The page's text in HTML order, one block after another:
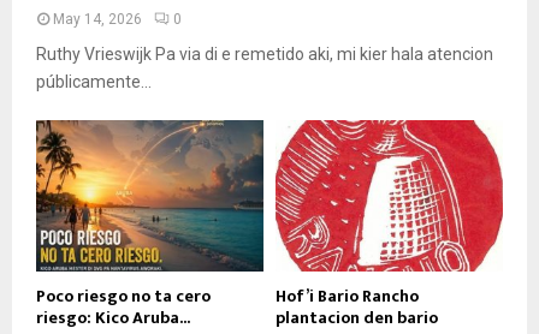
May 14, 2026 0
Ruthy Vrieswijk Pa via di e remetido aki, mi kier hala atencion
públicamente...
Poco riesgo no ta cero
riesgo: Kico Aruba...
Hof’i Bario Rancho
plantacion den bario